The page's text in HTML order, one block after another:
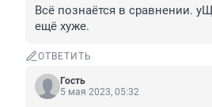
Всё познаётся в сравнении.
ещё хуже.
ОТВЕТИТЬ
Гость
5 мая 2023, 05:32